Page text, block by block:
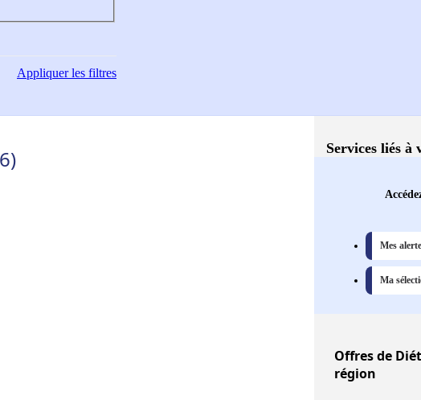
Appliquerles filtres
Services liés à
Mes
Ma
Offresde
région